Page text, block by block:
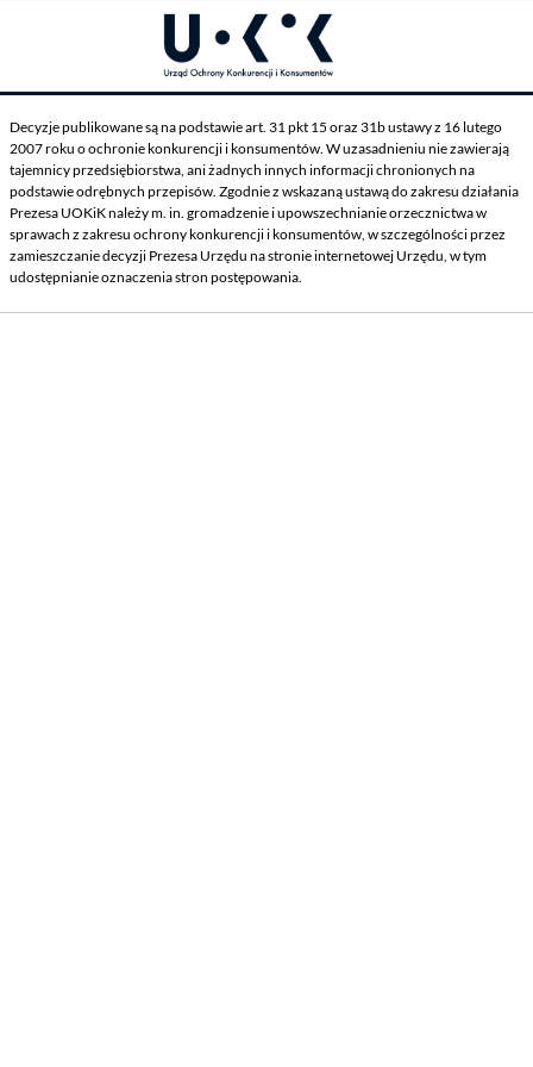
Decyzje publikowane są na podstawie art. 31 pkt 15 oraz 31b ustawy z 16 lutego
2007 roku o ochronie konkurencji i konsumentów. W uzasadnieniu nie zawierają
tajemnicy przedsiębiorstwa, ani żadnych innych informacji chronionych na
podstawie odrębnych przepisów. Zgodnie z wskazaną ustawą do zakresu działania
Prezesa UOKiK należy m. in. gromadzenie i upowszechnianie orzecznictwa w
sprawach z zakresu ochrony konkurencji i konsumentów, w szczególności przez
zamieszczanie decyzji Prezesa Urzędu na stronie internetowej Urzędu, w tym
udostępnianie oznaczenia stron postępowania.